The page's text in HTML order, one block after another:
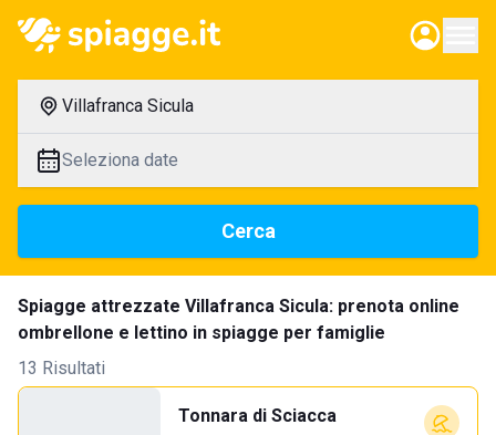
Villafranca Sicula
Seleziona date
Cerca
Spiagge attrezzate Villafranca Sicula: prenota online
ombrellone e lettino in spiagge per famiglie
13 Risultati
Tonnara di Sciacca